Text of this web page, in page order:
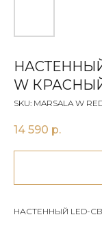
W
SKU: MARSALA W
14 590 р.
НАСТЕННЫЙ LED-